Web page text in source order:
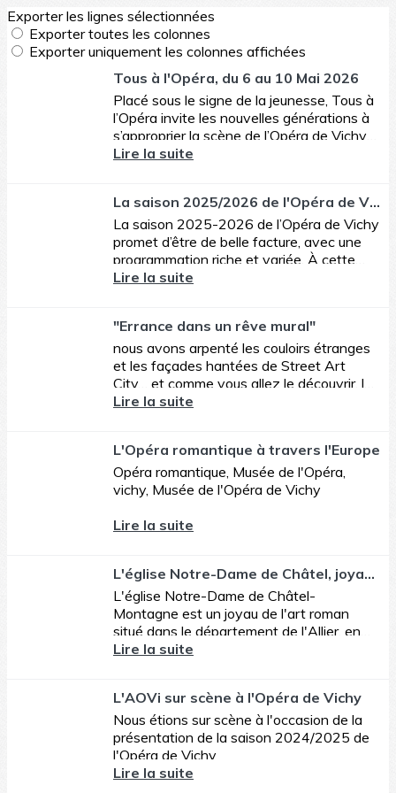
Exporter les lignes sélectionnées
Exporter toutes les colonnes
Exporter uniquement les colonnes affichées
Tous à l'Opéra, du 6 au 10 Mai 2026
Placé sous le signe de la jeunesse, Tous à
l’Opéra invite les nouvelles générations à
s’approprier la scène de l’Opéra de Vichy
du 6 au 10 mai 2026.
Lire la suite
La saison 2025/2026 de l'Opéra de Vichy
La saison 2025-2026 de l’Opéra de Vichy
promet d’être de belle facture, avec une
programmation riche et variée. À cette
occasion, l’Opéra de Vichy accueillera
Lire la suite
"Errance dans un rêve mural"
nous avons arpenté les couloirs étranges
et les façades hantées de Street Art
City… et comme vous allez le découvrir, les
murs aussi nous regardaient.
Lire la suite
L'Opéra romantique à travers l'Europe
Opéra romantique, Musée de l'Opéra,
vichy, Musée de l'Opéra de Vichy
Lire la suite
L'église Notre-Dame de Châtel, joyau de l'art roman
L'église Notre-Dame de Châtel-
Montagne est un joyau de l'art roman
situé dans le département de l'Allier, en
Auvergne
Lire la suite
L'AOVi sur scène à l'Opéra de Vichy
Nous étions sur scène à l'occasion de la
présentation de la saison 2024/2025 de
l'Opéra de Vichy
Lire la suite